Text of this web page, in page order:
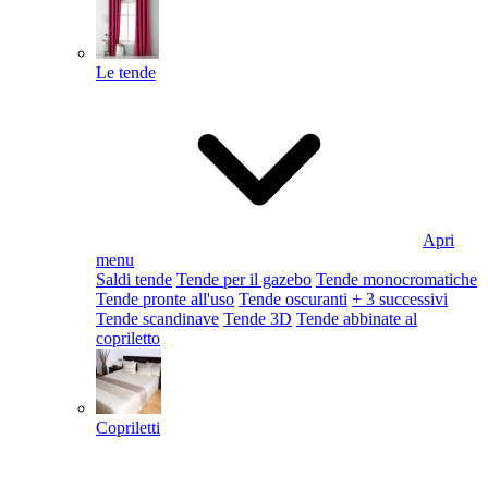
Le tende
Apri
menu
Saldi tende Tende per il gazebo Tende monocromatiche
Tende pronte all'uso Tende oscuranti + 3 successivi
Tende scandinave Tende 3D Tende abbinate al
copriletto
Copriletti